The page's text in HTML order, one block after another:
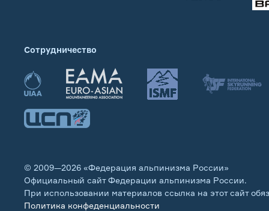
Сотрудничество
© 2009—2026 «Федерация альпинизма России»
Официальный сайт Федерации альпинизма России.
При использовании материалов ссылка на этот сайт
Политика конфеденциальности